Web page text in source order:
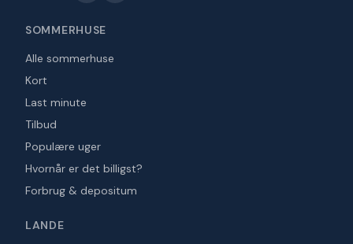
SOMMERHUSE
Alle sommerhuse
Kort
Last minute
Tilbud
Populære uger
Hvornår er det billigst?
Forbrug & depositum
LANDE